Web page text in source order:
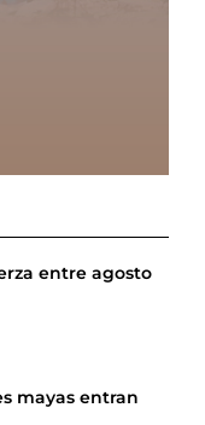
entre agosto
mayas entran